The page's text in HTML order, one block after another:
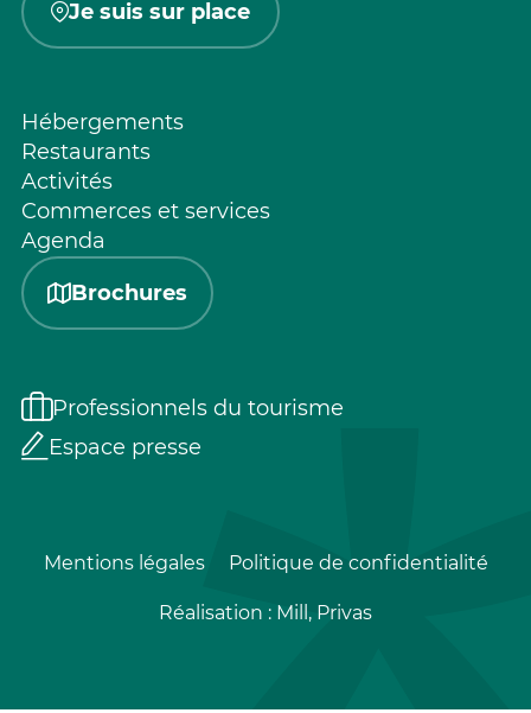
Je suis sur place
Hébergements
Restaurants
Activités
Commerces et services
Agenda
Brochures
Professionnels du tourisme
Espace presse
Mentions légales Politique de confidentialité
Réalisation : Mill, Privas